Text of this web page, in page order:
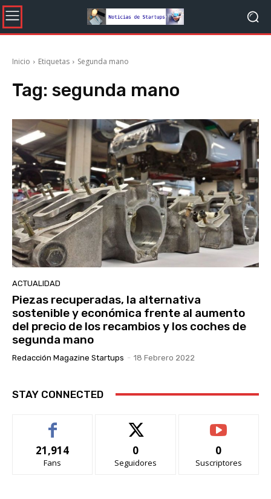
Inicio Etiquetas Segunda mano
Tag: segunda mano
ACTUALIDAD
Piezas recuperadas, la alternativa
sostenible y económica frente al aumento
del precio de los recambios y los coches de
segunda mano
Redacción Magazine Startups - 18 Febrero 2022
STAY CONNECTED
21,914
Fans
0
Seguidores
0
Suscriptores